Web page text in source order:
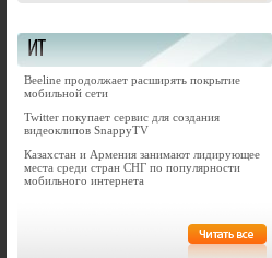
Beeline продолжает расширять покрытие
мобильной сети
Twitter покупает сервис для создания
видеоклипов SnappyTV
Казахстан и Армения занимают лидирующее
места среди стран СНГ по популярности
мобильного интернета